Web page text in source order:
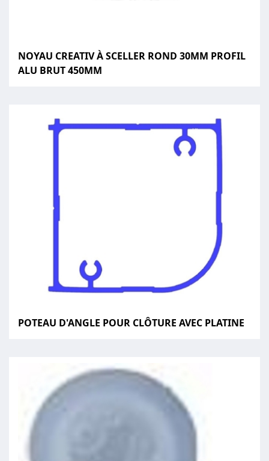
NOYAU CREATIV À SCELLER ROND 30MM PROFIL
ALU BRUT 450MM
POTEAU D'ANGLE POUR CLÔTURE AVEC PLATINE